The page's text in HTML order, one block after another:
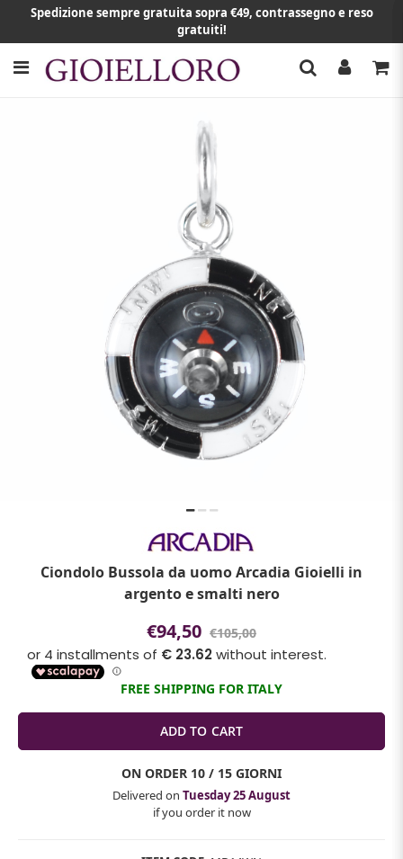
Spedizione sempre gratuita sopra €49, contrassegno e reso
gratuiti!
Ciondolo Bussola da uomo Arcadia Gioielli in
argento e smalti nero
€94,50 €105,00
FREE SHIPPING FOR ITALY
ON ORDER 10 / 15 GIORNI
Delivered on Tuesday 25 August
if you order it now